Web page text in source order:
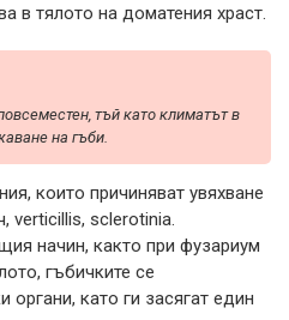
в тялото на доматения храст.
тъй като климатът в
на гъби.
които причиняват увяхване
verticillis, sclerotinia.
начин, както при фузариум
гъбичките се
органи, като ги засягат един